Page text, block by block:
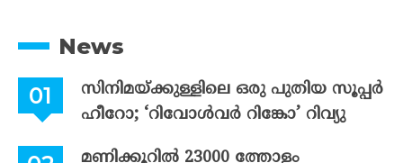
News
സിനിമയ്ക്കുള്ളിലെ ഒരു പുതിയ സൂപ്പർ
ഹീറോ; ‘റിവോൾവർ റിങ്കോ’ റിവ്യു
മണിക്കൂറിൽ 23000 ത്തോളം